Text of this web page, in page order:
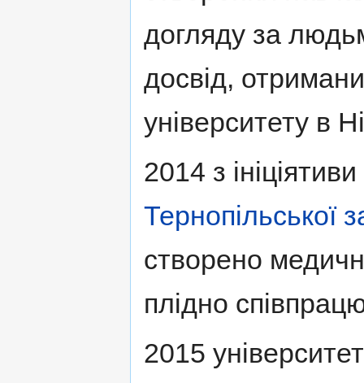
догляду за
досвід,
університету в
2014 з
Тернопільської
створено
плідно
2015